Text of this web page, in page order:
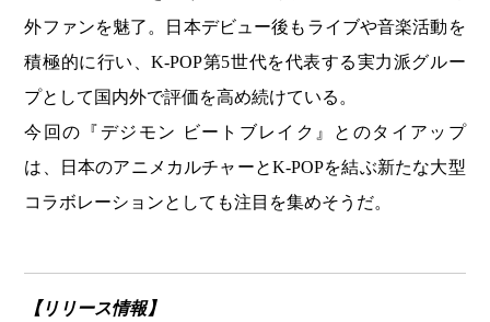
外ファンを魅了。日本デビュー後もライブや音楽活動を
積極的に行い、K-POP第5世代を代表する実力派グルー
プとして国内外で評価を高め続けている。
今回の『デジモン ビートブレイク』とのタイアップ
は、日本のアニメカルチャーとK-POPを結ぶ新たな大型
コラボレーションとしても注目を集めそうだ。
【リリース情報】